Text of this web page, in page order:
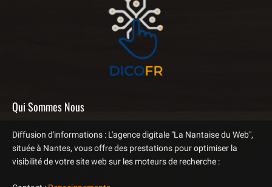
Qui Sommes Nous
Diffusion d'informations : L'agence digitale "La Nantaise du Web",
située à Nantes, vous offre des prestations pour optimiser la
visibilité de votre site web sur les moteurs de recherche :